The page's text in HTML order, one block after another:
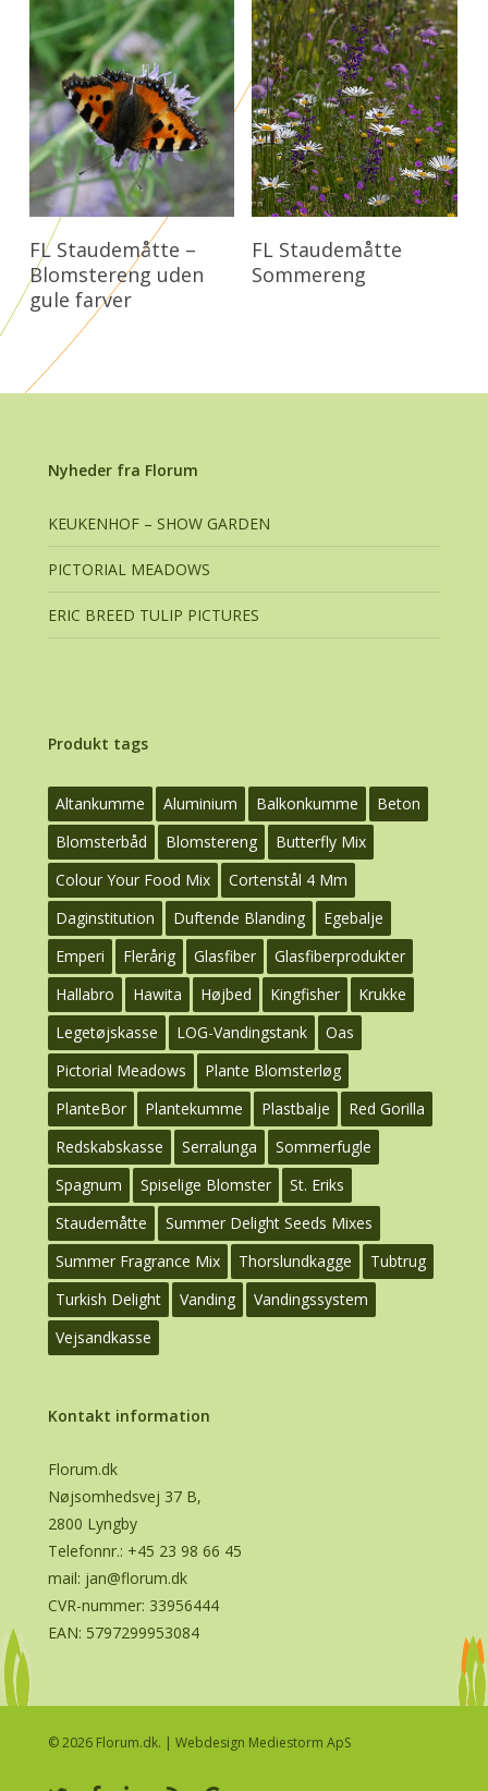
Læs Mere
FL Staudemåtte –
Blomstereng uden
gule farver
Læs Mere
FL Staudemåtte
Sommereng
Nyheder fra Florum
KEUKENHOF – SHOW GARDEN
PICTORIAL MEADOWS
ERIC BREED TULIP PICTURES
Produkt tags
Altankumme Aluminium Balkonkumme
Beton
Blomsterbåd
Blomstereng
Butterfly Mix
Colour Your Food Mix
Cortenstål 4 Mm
Daginstitution
Duftende Blanding
Egebalje
Emperi
Flerårig Glasfiber
Glasfiberprodukter
Hallabro
Hawita Højbed Kingfisher
Krukke
Legetøjskasse
LOG-Vandingstank
Oas
Pictorial Meadows
Plante Blomsterløg
PlanteBor
Plantekumme Plastbalje
Red Gorilla
Redskabskasse
Serralunga
Sommerfugle
Spagnum
Spiselige Blomster
St. Eriks
Staudemåtte
Summer Delight Seeds Mixes
Summer Fragrance Mix
Thorslundkagge
Tubtrug
Turkish Delight
Vanding
Vandingssystem
Vejsandkasse
Kontakt information
Florum.dk
Nøjsomhedsvej 37 B,
2800 Lyngby
Telefonnr.: +45 23 98 66 45
mail: jan@florum.dk
CVR-nummer: 33956444
EAN: 5797299953084
© 2026 Florum.dk. |Webdesign Mediestorm ApS